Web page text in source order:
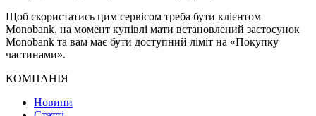
Щоб скористатись цим сервісом треба бути клієнтом
Monobank, на момент купівлі мати встановлений застосунок
Monobank та вам має бути доступний ліміт на «Покупку
частинами».
КОМПАНІЯ
Новини